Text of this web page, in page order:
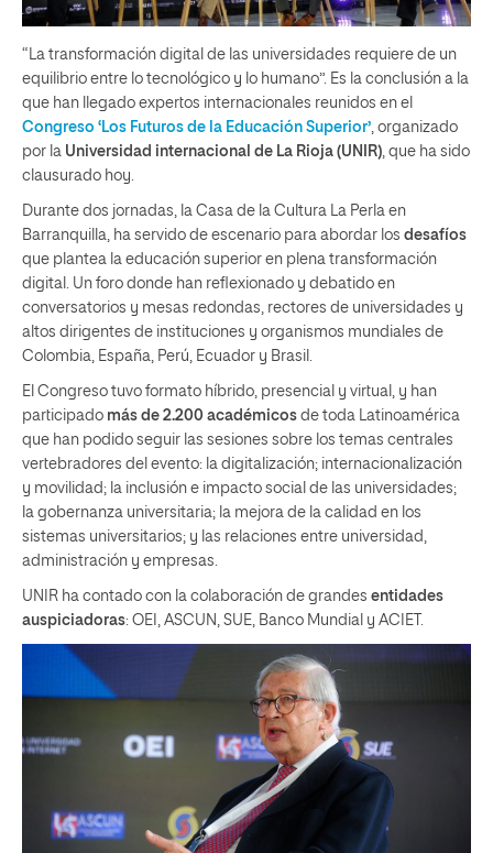
“La transformación digital de las universidades requiere de un
equilibrio entre lo tecnológico y lo humano”. Es la conclusión a la
que han llegado expertos internacionales reunidos en el
Congreso ‘Los Futuros de la Educación Superior’ , organizado
por la Universidad internacional de La Rioja (UNIR) , que ha sido
clausurado hoy.
Durante dos jornadas, la Casa de la Cultura La Perla en
Barranquilla, ha servido de escenario para abordar los desafíos
que plantea la educación superior en plena transformación
digital. Un foro donde han reflexionado y debatido en
conversatorios y mesas redondas, rectores de universidades y
altos dirigentes de instituciones y organismos mundiales de
Colombia, España, Perú, Ecuador y Brasil.
El Congreso tuvo formato híbrido, presencial y virtual, y han
participado más de 2.200 académicos de toda Latinoamérica
que han podido seguir las sesiones sobre los temas centrales
vertebradores del evento: la digitalización; internacionalización
y movilidad; la inclusión e impacto social de las universidades;
la gobernanza universitaria; la mejora de la calidad en los
sistemas universitarios; y las relaciones entre universidad,
administración y empresas.
UNIR ha contado con la colaboración de grandes entidades
auspiciadoras: OEI, ASCUN, SUE, Banco Mundial y ACIET.